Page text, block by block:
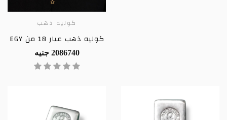
كوليه ذهب
كوليه ذهب عيار 18 من EGY
2086740 جنيه